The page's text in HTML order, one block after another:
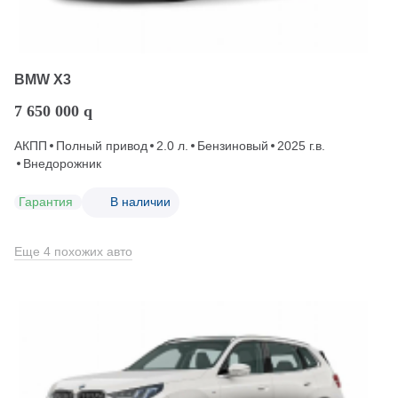
BMW X3
7 650 000 q
АКПП Полный привод 2.0 л. Бензиновый
2025 г.в.
Внедорожник
Гарантия В наличии
Еще 4 похожих авто